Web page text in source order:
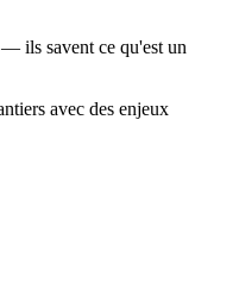
ils savent ce qu'est un
avec des enjeux